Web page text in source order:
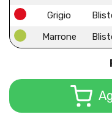
Grigio
Marrone